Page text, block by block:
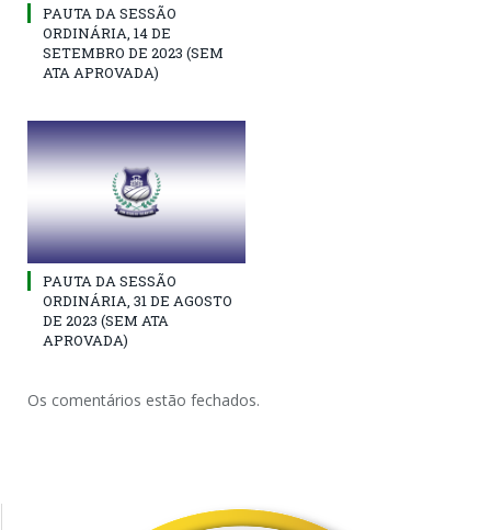
PAUTA DA SESSÃO
ORDINÁRIA, 14 DE
SETEMBRO DE 2023 (SEM
ATA APROVADA)
PAUTA DA SESSÃO
ORDINÁRIA, 31 DE AGOSTO
DE 2023 (SEM ATA
APROVADA)
Os comentários estão fechados.